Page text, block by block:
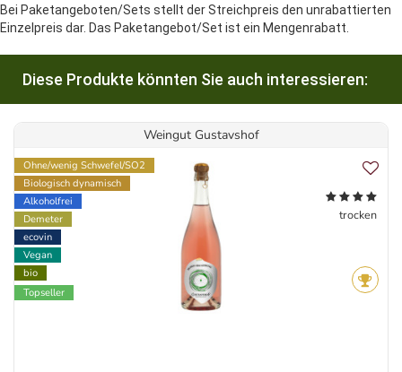
Bei Paketangeboten/Sets stellt der Streichpreis den unrabattierten
Einzelpreis dar. Das Paketangebot/Set ist ein Mengenrabatt.
Diese Produkte könnten Sie auch interessieren:
Weingut Gustavshof
Ohne/wenig Schwefel/SO2
Biologisch dynamisch
Alkoholfrei
Demeter
ecovin
Vegan
bio
Topseller
trocken